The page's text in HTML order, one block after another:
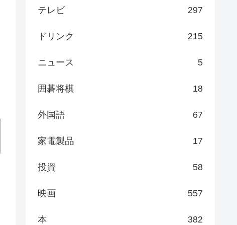
テレビ 297
ドリンク 215
ニュース 5
囲碁将棋 18
外国語 67
家電製品 17
投資 58
映画 557
本 382